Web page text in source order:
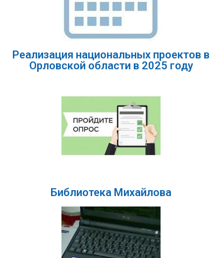
Реализация национальных проектов в
Орловской области в 2025 году
Библиотека Михайлова